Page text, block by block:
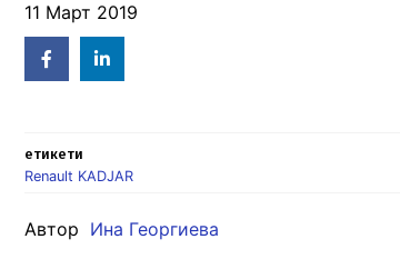
11 Март 2019
Facebook
in
етикети
Renault KADJAR
Автор Ина Георгиева